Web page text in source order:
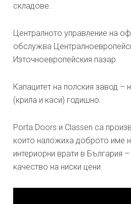
складове.
Централното управление на
обслужва
Източноевропейския пазар.
Капацитет на полския завод –
(крила и каси) годишно.
Porta Doors и Classen са
които наложиха доброто име
интериорни врати в България
качество на ниски цени.